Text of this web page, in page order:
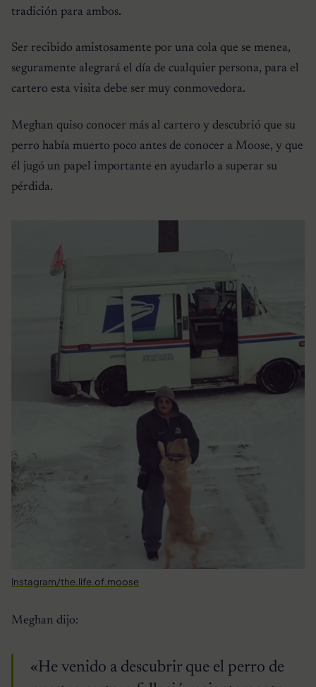
tradición para ambos.
Ser recibido amistosamente por una cola que se menea,
seguramente alegrará el día de cualquier persona, para el
cartero esta visita debe ser muy conmovedora.
Meghan quiso conocer más al cartero y descubrió que su
perro había muerto poco antes de conocer a Moose, y que
él jugó un papel importante en ayudarlo a superar su
pérdida.
Instagram/the.life.of.moose
Meghan dijo:
«He venido a descubrir que el perro de